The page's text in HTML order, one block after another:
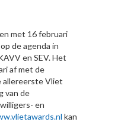
met 16 februari
de agenda in
en SEV. Het
af met de
allereerste Vliet
van de
en
kan